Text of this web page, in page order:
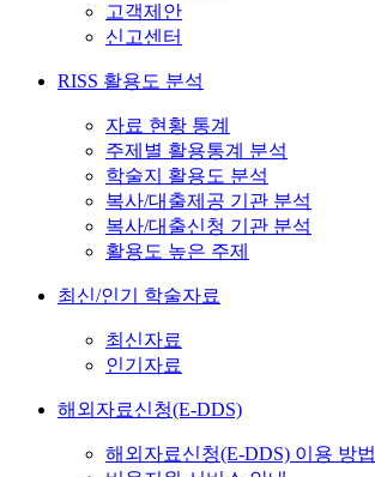
고객제안
신고센터
RISS 활용도 분석
자료 현황 통계
주제별 활용통계 분석
학술지 활용도 분석
복사/대출제공 기관 분석
복사/대출신청 기관 분석
활용도 높은 주제
최신/인기 학술자료
최신자료
인기자료
해외자료신청(E-DDS)
해외자료신청(E-DDS) 이용 방법